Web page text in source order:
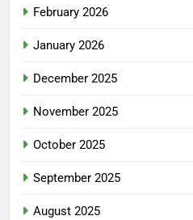
February 2026
January 2026
December 2025
November 2025
October 2025
September 2025
August 2025